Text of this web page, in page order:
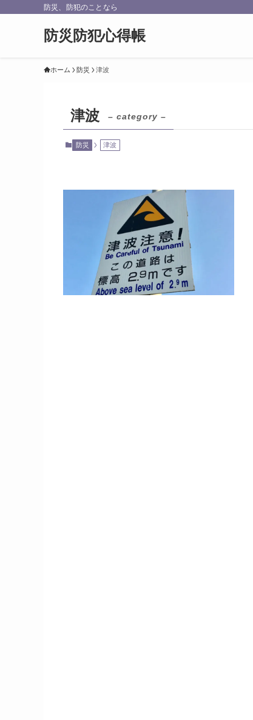
防災、防犯のことなら
防災防犯心得帳
ホーム 防災 津波
津波 – category –
防災 津波